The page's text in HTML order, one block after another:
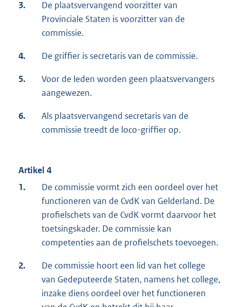
3.
De plaatsvervangend voorzitter van
Provinciale Staten is voorzitter van de
commissie.
4. De griffier is secretaris van de commissie.
5.
Voor de leden worden geen plaatsvervangers
aangewezen.
6.
Als plaatsvervangend secretaris van de
commissie treedt de loco-griffier op.
Artikel 4
1.
De commissie vormt zich een oordeel over het
functioneren van de CvdK van Gelderland. De
profielschets van de CvdK vormt daarvoor het
toetsingskader. De commissie kan
competenties aan de profielschets toevoegen.
2.
De commissie hoort een lid van het college
van Gedeputeerde Staten, namens het college,
inzake diens oordeel over het functioneren